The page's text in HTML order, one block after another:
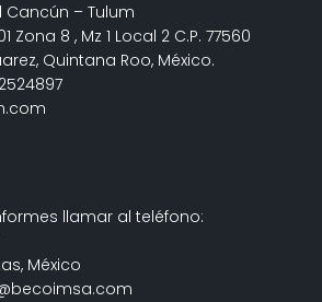
Cancún – Tulum
Zona 8 , Mz 1 Local 2 C.P. 77560
Quintana Roo, México.
llamar al teléfono:
México